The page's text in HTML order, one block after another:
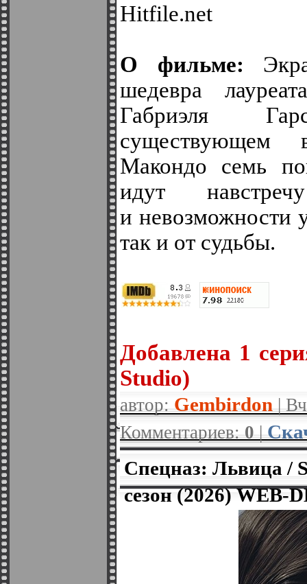
Hitfile.net
О фильме:
шедевра
Габриэля
существующем
Макондо семь
идут
и невозможности
так и от судьбы.
Добавлена 1
Studio)
автор: Gembirdon |
Комментариев:0|
Спецназ: Львица /
сезон (2026) WEB-